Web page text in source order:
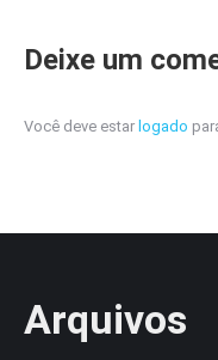
Deixe um
Você deve estar logado
Arquivos